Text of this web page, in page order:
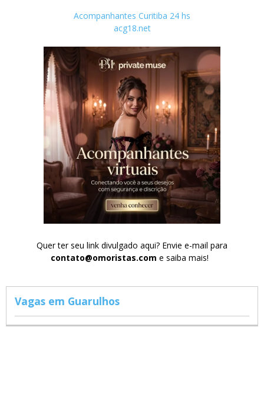
Acompanhantes Curitiba 24 hs
acg18.net
Quer ter seu link divulgado aqui? Envie e-mail para
contato@omoristas.com e saiba mais!
Vagas em Guarulhos